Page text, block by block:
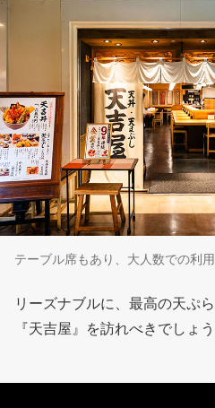
テーブル席もあり、大人数での利
リーズナブルに、最高の天ぷ
『天吉屋』を訪れべきでしょう